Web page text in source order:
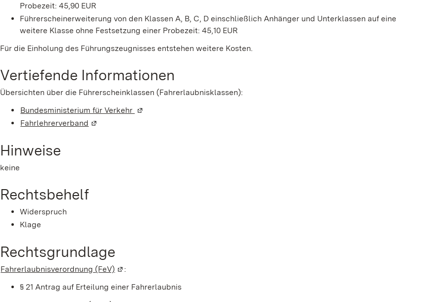
Probezeit: 45,90 EUR
Führerscheinerweiterung von den Klassen A, B, C, D einschließlich Anhänger und Unterklassen auf eine
weitere Klasse ohne Festsetzung einer Probezeit: 45,10 EUR
Für die Einholung des Führungszeugnisses entstehen weitere Kosten.
Vertiefende Informationen
Übersichten über die Führerscheinklassen (Fahrerlaubnisklassen):
Bundesministerium für Verkehr (Wird in einem neuen Fenster geöffnet)
Fahrlehrerverband (Wird in einem neuen Fenster geöffnet)
Hinweise
keine
Rechtsbehelf
Widerspruch
Klage
Rechtsgrundlage
Fahrerlaubnisverordnung (FeV) (Wird in einem neuen Fenster geöffnet)
:
§ 21 Antrag auf Erteilung einer Fahrerlaubnis